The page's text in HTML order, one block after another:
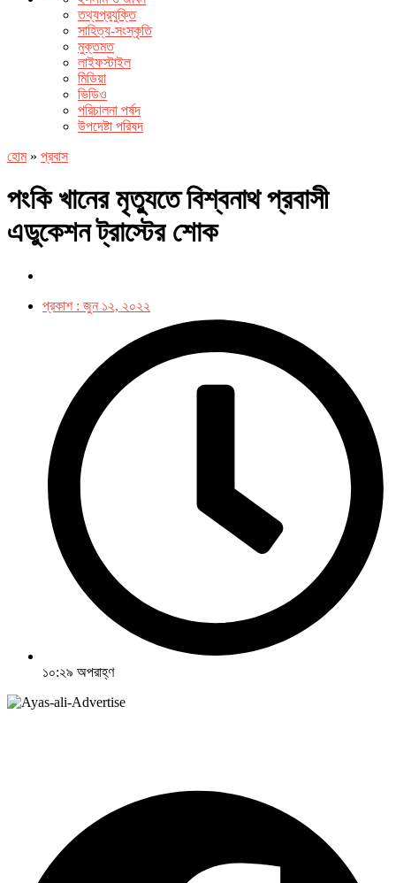
তথ্যপ্রযুক্তি
সাহিত্য-সংস্কৃতি
মুক্তমত
লাইফস্টাইল
মিডিয়া
ভিডিও
পরিচালনা পর্ষদ
উপদেষ্টা পরিষদ
হোম» প্রবাস
পংকি খানের মৃত্যুতে বিশ্বনাথ প্রবাসী
এডুকেশন ট্রাস্টের শোক
প্রকাশ : জুন ১২, ২০২২
১০:২৯ অপরাহ্ণ